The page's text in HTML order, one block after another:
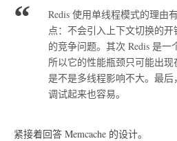
Redis 使用单线程模式的理由
点：不会引入上下文切换的
的竞争问题。其次 Redis 是一
所以它的性能瓶颈只可能出现
是不是多线程影响不大。最后
调试起来也容易。
紧接着回答 Memcache 的设计。